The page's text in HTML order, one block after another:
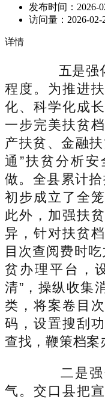
发布时间： 2026-
访问量： 2026-02-
详情
五是强化
程度。为推进
化、科学化成
一步完美扶贫
产扶贫、金融
通”扶贫分析
做。全县累计
初步成立了全
此外，加强扶
异，针对扶贫
目次查阅费时
贫办理平台，
清”，操纵收集
类，将案卷目
码，设置搜刮
查找，鞭策档案
二是强
气。交口县把